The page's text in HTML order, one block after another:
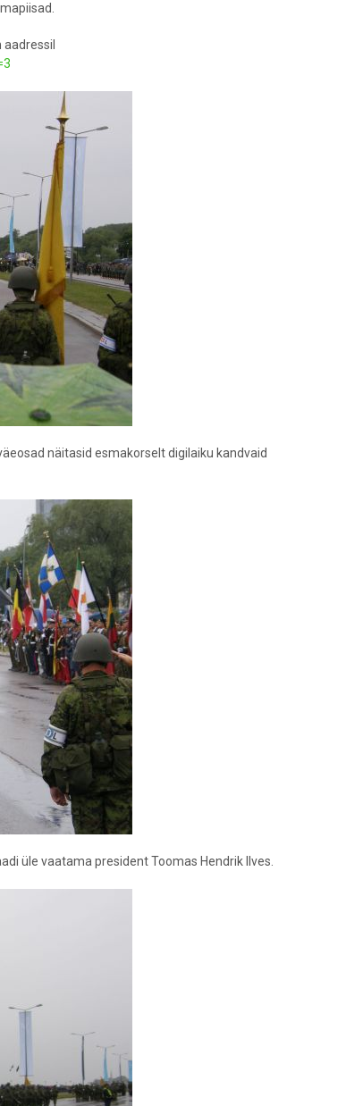
näitasid esmakorselt digilaiku kandvaid
üle vaatama president Toomas Hendrik Ilves.